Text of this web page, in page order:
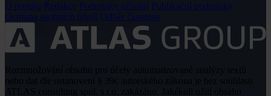
O portálu Redakce Podmínky užívání Publikační podmínky
Ochrana osobních údajů Odběr časopisu